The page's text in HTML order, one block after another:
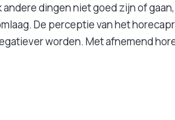
dingen niet goed zijn of
De perceptie van het
worden. Met afnemend